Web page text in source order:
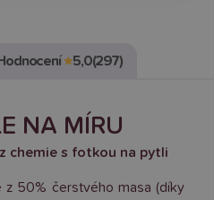
Hodnocení ★5,0(297)
NA MÍRU
chemie s fotkou na pytli
z 50% čerstvého masa (díky